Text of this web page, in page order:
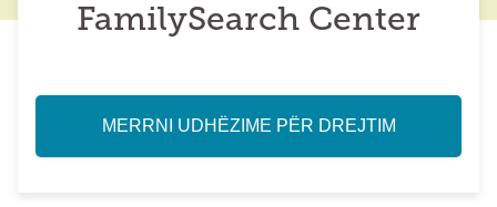
FamilySearch Center
MERRNI UDHËZIME PËR DREJTIM